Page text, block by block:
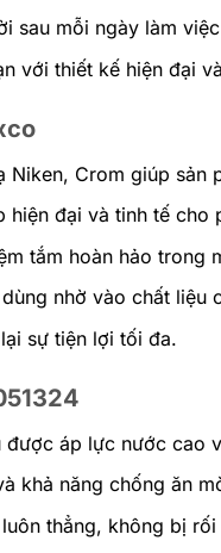
sau mỗi ngày làm
với thiết kế hiện đại
Niken, Crom giúp sản
hiện đại và tinh tế cho
tắm hoàn hảo trong
nhờ vào chất liệu
sự tiện lợi tối đa.
được áp lực nước cao
khả năng chống ăn
thẳng, không bị